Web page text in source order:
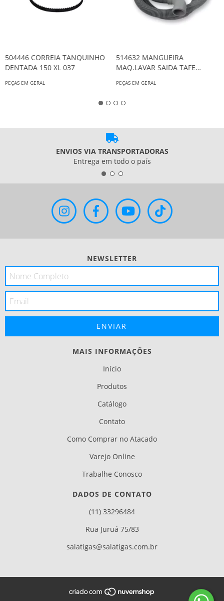
504446 CORREIA TANQUINHO
DENTADA 150 XL 037
PEÇAS EM GERAL
514632 MANGUEIRA
MAQ.LAVAR SAIDA TAFE
5635/5628
PEÇAS EM GERAL
ENVIOS VIA TRANSPORTADORAS
Entrega em todo o país
NEWSLETTER
MAIS INFORMAÇÕES
Início
Produtos
Catálogo
Contato
Como Comprar no Atacado
Varejo Online
Trabalhe Conosco
DADOS DE CONTATO
(11) 33296484
Rua Juruá 75/83
salatigas@salatigas.com.br